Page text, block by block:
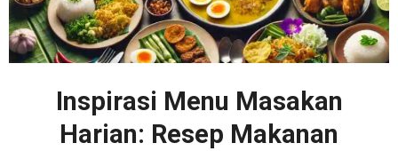
Inspirasi Menu Masakan
Harian: Resep Makanan